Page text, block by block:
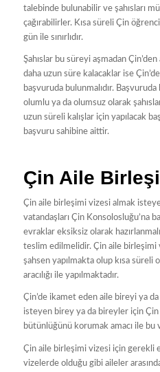
talebinde bulunabilir ve şahısları
çağırabilirler. Kısa süreli Çin
gün ile sınırlıdır.
Şahıslar bu süreyi aşmadan Çin’den
daha uzun süre kalacaklar ise
başvuruda bulunmalıdır.
olumlu ya da olumsuz olarak
uzun süreli kalışlar için yapılacak
başvuru sahibine aittir.
Çin Aile
Çin aile birleşimi vizesi almak
vatandaşları Çin Konsolosluğu’na
evraklar eksiksiz olarak
teslim edilmelidir. Çin aile birleşimi
şahsen yapılmakta olup kısa
aracılığı ile yapılmaktadır.
Çin’de ikamet eden aile bireyi ya
isteyen birey ya da bireyler için
bütünlüğünü korumak amacı ile
Çin aile birleşimi vizesi için gerekli
vizelerde olduğu gibi aileler